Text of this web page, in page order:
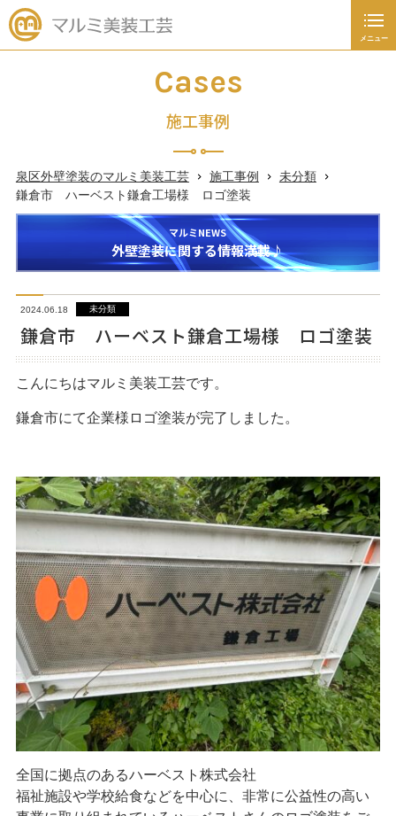
メニュー
閉じる
未分類
塗装あれこれ豆知識
日～土曜日
9：00～19：00
閉じる
Cases
施工事例
泉区外壁塗装のマルミ美装工芸 施工事例
未分類
鎌倉市 ハーベスト鎌倉工場様 ロゴ塗装
マルミNEWS
外壁塗装に関する情報満載♪
2024.06.18 未分類
鎌倉市 ハーベスト鎌倉工場様 ロゴ塗装
こんにちはマルミ美装工芸です。
鎌倉市にて企業様ロゴ塗装が完了しました。
全国に拠点のあるハーベスト株式会社
福祉施設や学校給食などを中心に、非常に公益性の高い